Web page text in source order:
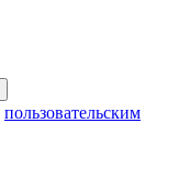
пользовательским